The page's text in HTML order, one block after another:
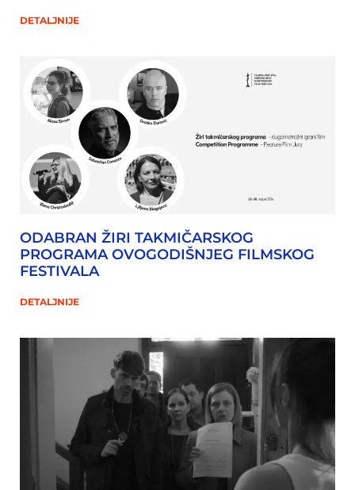
DETALJNIJE
ODABRAN ŽIRI TAKMIČARSKOG
PROGRAMA OVOGODIŠNJEG FILMSKOG
FESTIVALA
DETALJNIJE